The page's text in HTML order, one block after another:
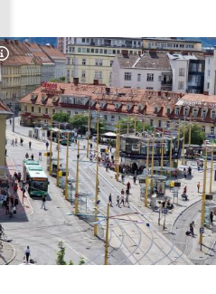
Untermenü
Untermenü
Untermenü
Untermenü
Untermenü
Untermenü
Copyright-Hinweis öffnen/